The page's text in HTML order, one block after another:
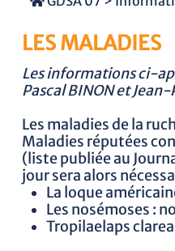
LES MALADIES
Les informations ci-
Pascal BINON et Jean-
Les maladies de la
Maladies réputées
(liste publiée au
jour sera alors
La loque
Les nosémoses :
Tropilaelaps